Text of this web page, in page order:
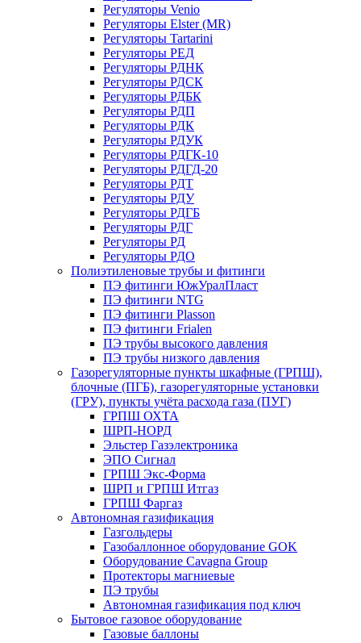
Регуляторы Venio
Регуляторы Elster (MR)
Регуляторы Tartarini
Регуляторы РЕД
Регуляторы РДНК
Регуляторы РДСК
Регуляторы РДБК
Регуляторы РДП
Регуляторы РДК
Регуляторы РДУК
Регуляторы РДГК-10
Регуляторы РДГД-20
Регуляторы РДТ
Регуляторы РДУ
Регуляторы РДГБ
Регуляторы РДГ
Регуляторы РД
Регуляторы РДО
Полиэтиленовые трубы и фитинги
ПЭ фитинги ЮжУралПласт
ПЭ фитинги NTG
ПЭ фитинги Plasson
ПЭ фитинги Frialen
ПЭ трубы высокого давления
ПЭ трубы низкого давления
Газорегуляторные пункты шкафные (ГРПШ),
блочные (ПГБ), газорегуляторные установки
(ГРУ), пункты учёта расхода газа (ПУГ)
ГРПШ ОХТА
ШРП-НОРД
Эльстер Газэлектроника
ЭПО Сигнал
ГРПШ Экс-Форма
ШРП и ГРПШ Итгаз
ГРПШ Фаргаз
Автономная газификация
Газгольдеры
Газобаллонное оборудование GOK
Оборудование Cavagna Group
Протекторы магниевые
ПЭ трубы
Автономная газификация под ключ
Бытовое газовое оборудование
Газовые баллоны